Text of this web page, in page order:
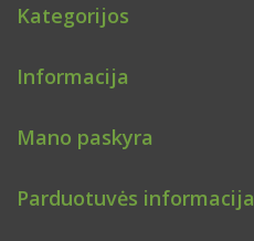
Kategorijos
Informacija
Mano paskyra
Parduotuvės informacija